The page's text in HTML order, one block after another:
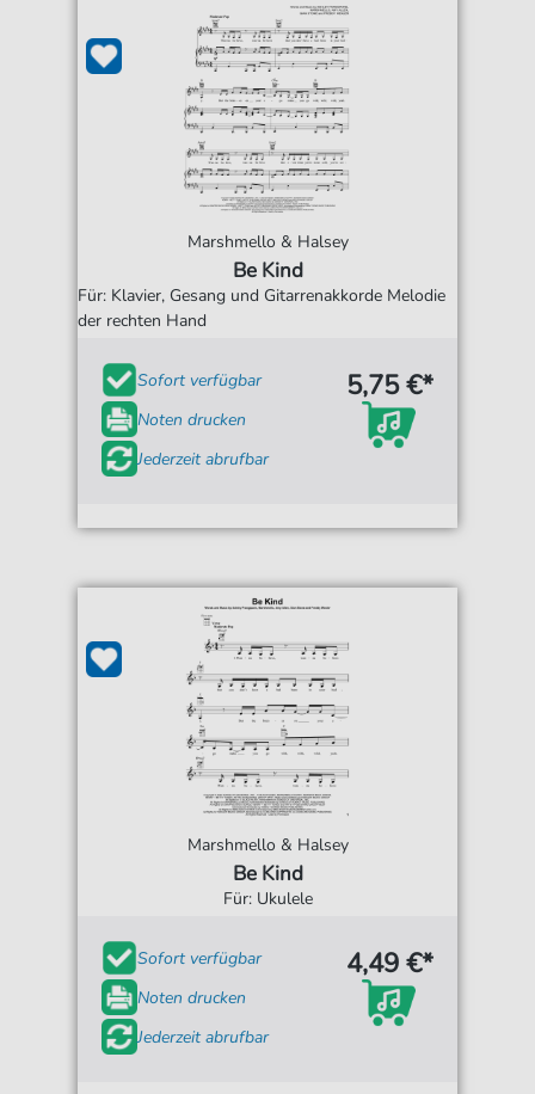
Marshmello & Halsey
Be Kind
Für: Klavier, Gesang und Gitarrenakkorde Melodie
der rechten Hand
Sofort verfügbar
Noten drucken
Jederzeit abrufbar
5,75 €*
Marshmello & Halsey
Be Kind
Für: Ukulele
Sofort verfügbar
Noten drucken
Jederzeit abrufbar
4,49 €*